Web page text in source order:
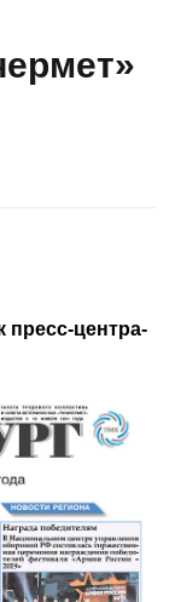
пресс-центра-